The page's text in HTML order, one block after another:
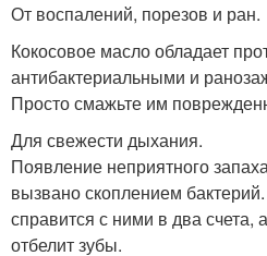
От воспалений, порезов и ран.
Кокосовое масло обладает
антибактериальными и
Просто смажьте им
Для свежести дыхания.
Появление неприятного
вызвано скоплением
справится с ними в два счета,
отбелит зубы.